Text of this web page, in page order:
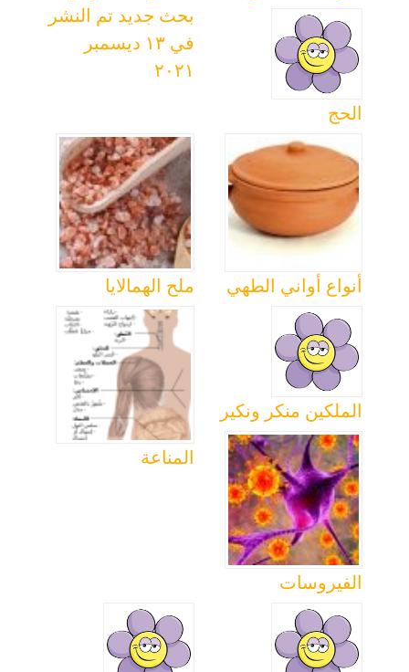
بحث جديد تم النشر
في ١٣ ديسمبر
٢٠٢١
الحج
ملح الهمالايا أنواع أواني الطهي
المناعة
الملكين منكر ونكير
الفيروسات